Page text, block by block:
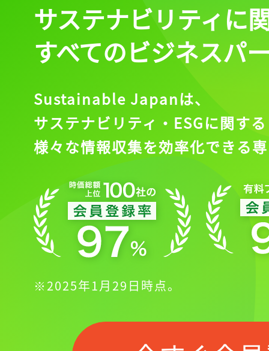
サステナビリティに
すべてのビジネスパ
Sustainable Japanは、
サステナビリティ・ESGに関する
様々な情報収集を効率化できる
※2025年1月29日時点。